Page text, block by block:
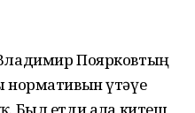
Поярковтың
нормативын үтәүе